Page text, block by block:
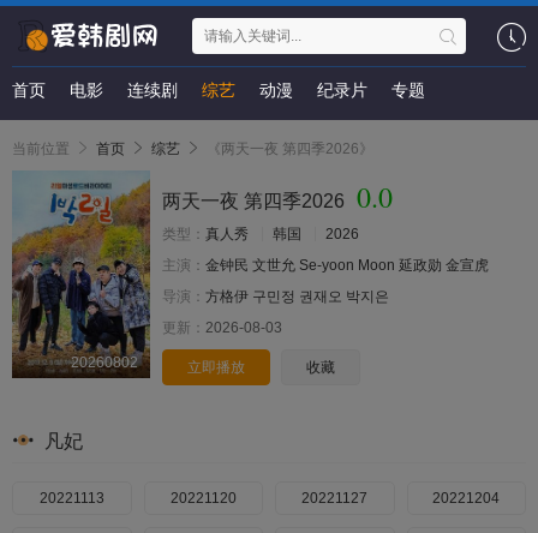
首页 电影 连续剧 综艺 动漫 纪录片 专题
当前位置 首页 综艺 《两天一夜 第四季2026》
20260802
两天一夜 第四季2026 0.0
类型： 真人秀 韩国
2026
主演： 金钟民 文世允 Se-yoon Moon 延政勋 金宣虎
导演： 方格伊 구민정 권재오 박지은
更新： 2026-08-03
立即播放 收藏
凡妃
20221113 20221120 20221127 20221204